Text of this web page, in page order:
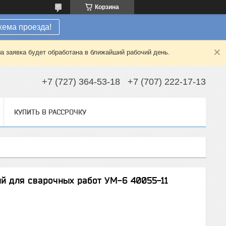
Корзина
проезда!
будет обработана в ближайший рабочий день.
+7 (727) 364-53-18 +7 (707) 222-17-13
КУПИТЬ В РАССРОЧКУ
для сварочных работ УМ-6 40055-11